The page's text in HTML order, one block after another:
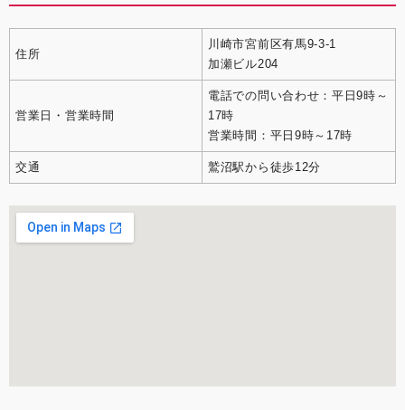
住所
川崎市宮前区有馬9-3-1
加瀬ビル204
営業日・営業時間
電話での問い合わせ：平日9時～
17時
営業時間：平日9時～17時
交通 鷲沼駅から徒歩12分